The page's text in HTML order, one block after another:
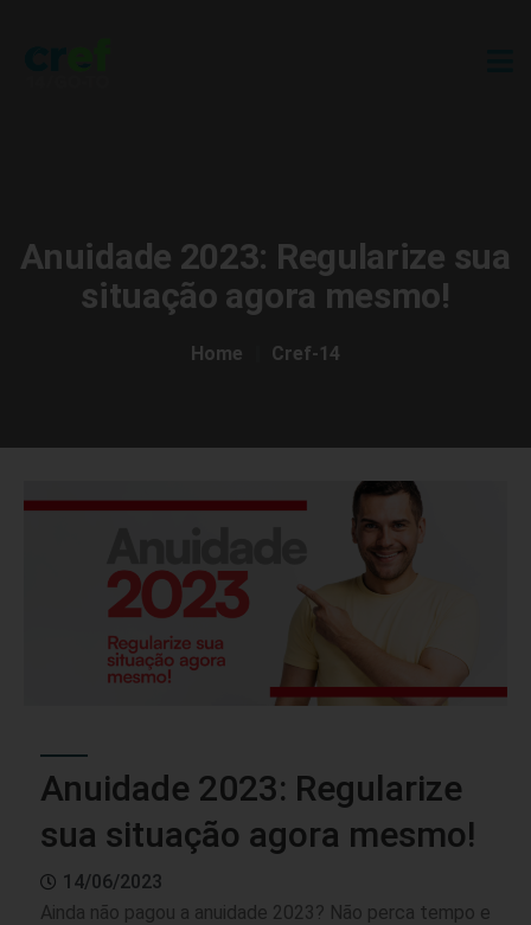
Anuidade 2023: Regularize sua
situação agora mesmo!
Home Cref-14
Anuidade 2023: Regularize
sua situação agora mesmo!
14/06/2023
Ainda não pagou a anuidade 2023? Não perca tempo e